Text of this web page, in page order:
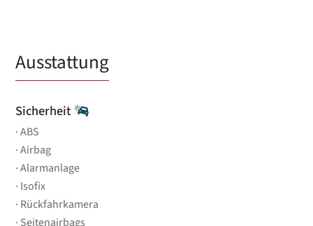
Ausstattung
Sicherheit
ABS
Airbag
Alarmanlage
Isofix
Rückfahrkamera
Seitenairbags